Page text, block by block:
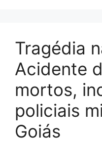
Tragédia
Acidente
mortos,
policiais
Goiás